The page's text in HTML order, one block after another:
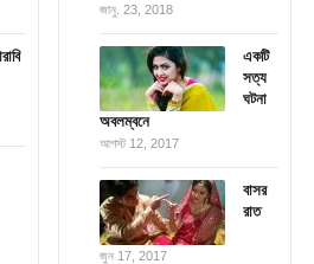
জানু. 23, 2018
একটি
সত্য
ঘটনা
অবলম্বনে
আগস্ট 12, 2017
বাসর
রাত
জুন 17, 2017